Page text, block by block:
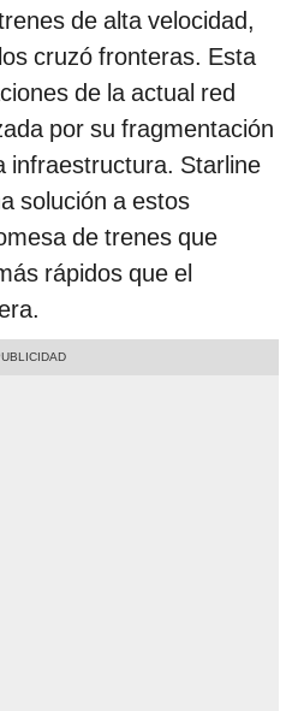
de alta velocidad,
cruzó fronteras. Esta
de la actual red
por su fragmentación
infraestructura. Starline
solución a estos
de trenes que
rápidos que el